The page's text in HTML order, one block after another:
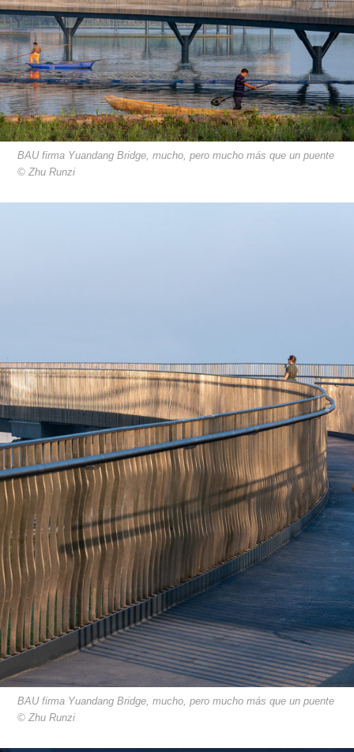
BAU firma Yuandang Bridge, mucho, pero mucho más que un puente
© Zhu Runzi
BAU firma Yuandang Bridge, mucho, pero mucho más que un puente
© Zhu Runzi